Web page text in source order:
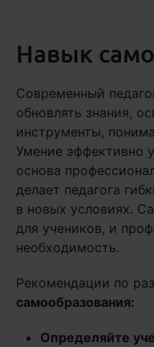
Навык
Современный
обновлять знания,
инструменты,
Умение эффективно
основа
делает педагога
в новых условиях.
для учеников, и
необходимость.
Рекомендации по
самообразования:
Определяйте